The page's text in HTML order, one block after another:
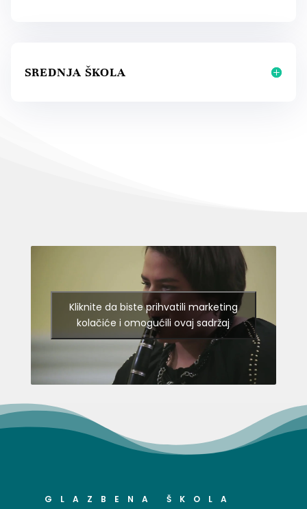
SREDNJA ŠKOLA
Kliknite da biste prihvatili marketing
kolačiće i omogućili ovaj sadržaj
GLAZBENA ŠKOLA